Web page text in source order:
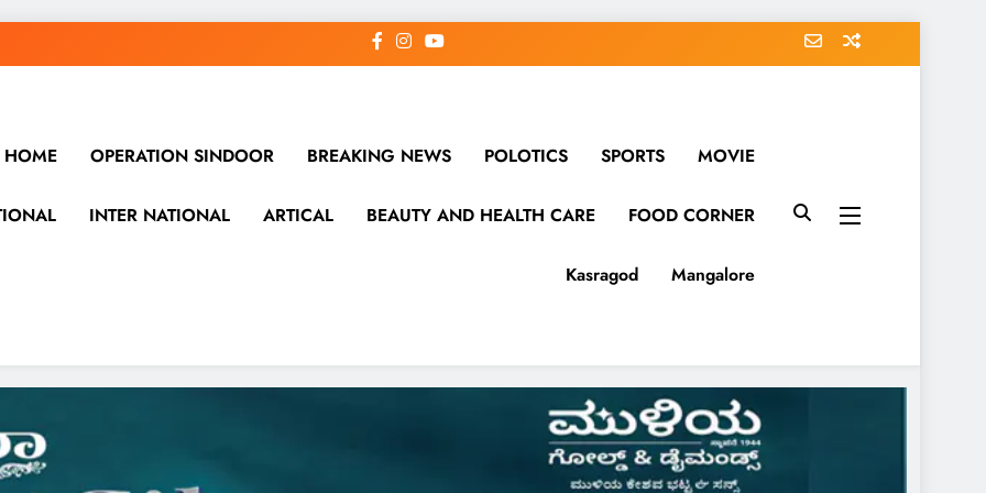
HOME OPERATION SINDOOR BREAKING NEWS POLOTICS SPORTS MOVIE
INTER NATIONAL ARTICAL BEAUTY AND HEALTH CARE FOOD CORNER
Kasragod Mangalore